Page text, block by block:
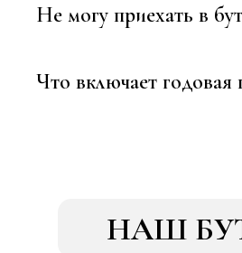
Не могу приехать в
Что включает годовая
НАШ